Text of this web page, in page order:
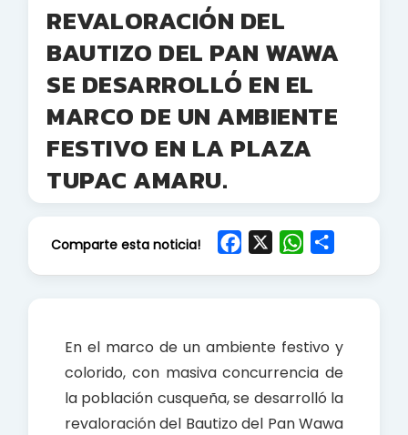
REVALORACIÓN DEL
BAUTIZO DEL PAN WAWA
SE DESARROLLÓ EN EL
MARCO DE UN AMBIENTE
FESTIVO EN LA PLAZA
TUPAC AMARU.
Comparte esta noticia!
o
k
W
s
p
p
En el marco de un ambiente festivo y
colorido, con masiva concurrencia de
la población cusqueña, se desarrolló la
revaloración del Bautizo del Pan Wawa